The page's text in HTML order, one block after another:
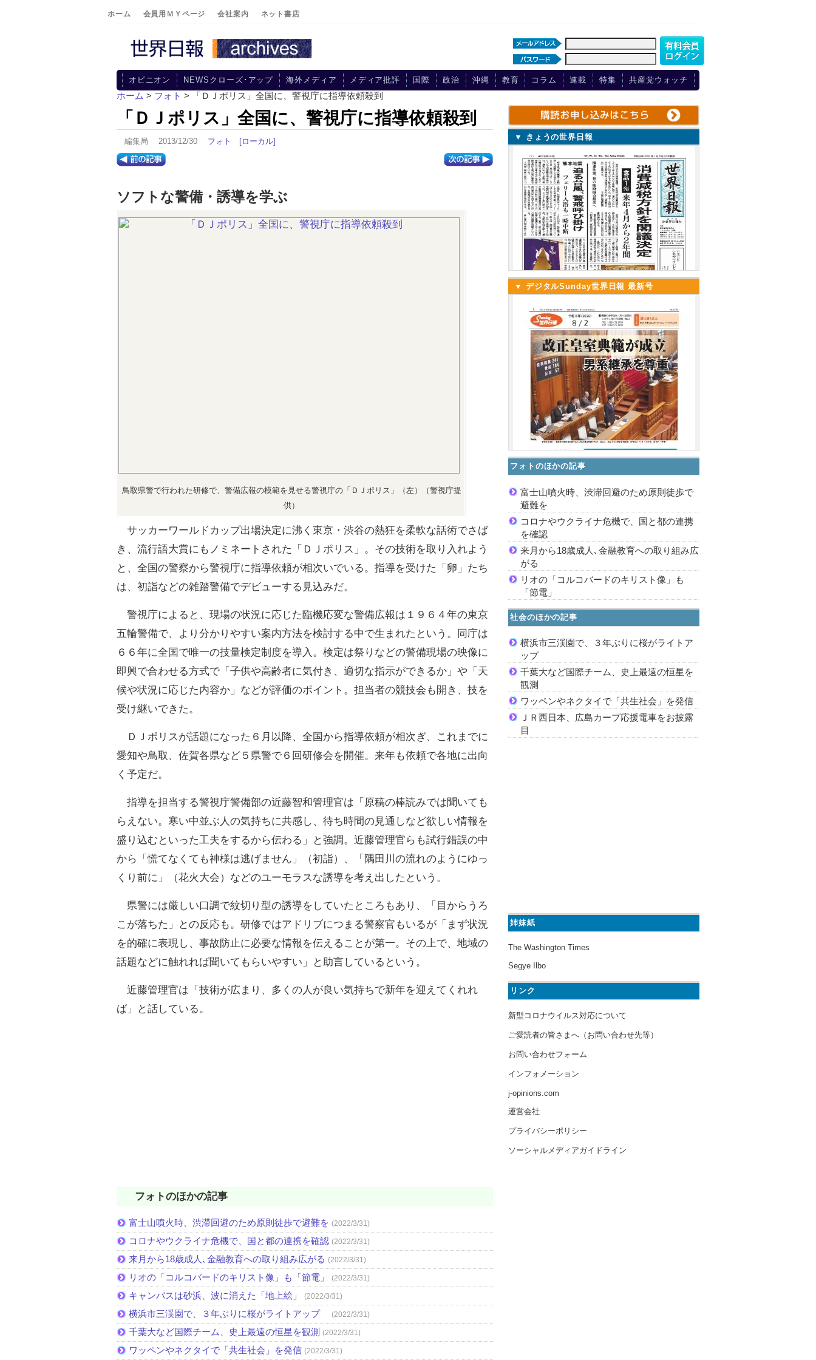
ホーム 会員用ＭＹページ 会社案内 ネット書店
オピニオン NEWSクローズ･アップ 海外メディア メディア批評 国際 政治 沖縄 教育 コラム 連載 特集 共産党ウォッチ
ホーム > フォト > 「ＤＪポリス」全国に、警視庁に指導依頼殺到
「ＤＪポリス」全国に、警視庁に指導依頼殺到
編集局 2013/12/30 フォト [ローカル]
ソフトな警備・誘導を学ぶ
鳥取県警で行われた研修で、警備広報の模範を見せる警視庁の「ＤＪポリス」（左）（警視庁提
供）
サッカーワールドカップ出場決定に沸く東京・渋谷の熱狂を柔軟な話術でさば
き、流行語大賞にもノミネートされた「ＤＪポリス」。その技術を取り入れよう
と、全国の警察から警視庁に指導依頼が相次いでいる。指導を受けた「卵」たち
は、初詣などの雑踏警備でデビューする見込みだ。
警視庁によると、現場の状況に応じた臨機応変な警備広報は１９６４年の東京
五輪警備で、より分かりやすい案内方法を検討する中で生まれたという。同庁は
６６年に全国で唯一の技量検定制度を導入。検定は祭りなどの警備現場の映像に
即興で合わせる方式で「子供や高齢者に気付き、適切な指示ができるか」や「天
候や状況に応じた内容か」などが評価のポイント。担当者の競技会も開き、技を
受け継いできた。
ＤＪポリスが話題になった６月以降、全国から指導依頼が相次ぎ、これまでに
愛知や鳥取、佐賀各県など５県警で６回研修会を開催。来年も依頼で各地に出向
く予定だ。
指導を担当する警視庁警備部の近藤智和管理官は「原稿の棒読みでは聞いても
らえない。寒い中並ぶ人の気持ちに共感し、待ち時間の見通しなど欲しい情報を
盛り込むといった工夫をするから伝わる」と強調。近藤管理官らも試行錯誤の中
から「慌てなくても神様は逃げません」（初詣）、「隅田川の流れのようにゆっ
くり前に」（花火大会）などのユーモラスな誘導を考え出したという。
県警には厳しい口調で紋切り型の誘導をしていたところもあり、「目からうろ
こが落ちた」との反応も。研修ではアドリブにつまる警察官もいるが「まず状況
を的確に表現し、事故防止に必要な情報を伝えることが第一。その上で、地域の
話題などに触れれば聞いてもらいやすい」と助言しているという。
近藤管理官は「技術が広まり、多くの人が良い気持ちで新年を迎えてくれれ
ば」と話している。
フォトのほかの記事
富士山噴火時、渋滞回避のため原則徒歩で避難を (2022/3/31)
コロナやウクライナ危機で、国と都の連携を確認 (2022/3/31)
来月から18歳成人､金融教育への取り組み広がる (2022/3/31)
リオの「コルコバードのキリスト像」も「節電」 (2022/3/31)
キャンバスは砂浜、波に消えた「地上絵」 (2022/3/31)
横浜市三渓園で、３年ぶりに桜がライトアップ (2022/3/31)
千葉大など国際チーム、史上最遠の恒星を観測 (2022/3/31)
ワッペンやネクタイで「共生社会」を発信 (2022/3/31)
▼ きょうの世界日報
▼ デジタルSunday世界日報 最新号
フォトのほかの記事
富士山噴火時、渋滞回避のため原則徒歩で
避難を
コロナやウクライナ危機で、国と都の連携
を確認
来月から18歳成人､金融教育への取り組み広
がる
リオの「コルコバードのキリスト像」も
「節電」
社会のほかの記事
横浜市三渓園で、３年ぶりに桜がライトア
ップ
千葉大など国際チーム、史上最遠の恒星を
観測
ワッペンやネクタイで「共生社会」を発信
ＪＲ西日本、広島カープ応援電車をお披露
目
姉妹紙
The Washington Times
Segye Ilbo
リンク
新型コロナウイルス対応について
ご愛読者の皆さまへ（お問い合わせ先等）
お問い合わせフォーム
インフォメーション
j-opinions.com
運営会社
プライバシーポリシー
ソーシャルメディアガイドライン